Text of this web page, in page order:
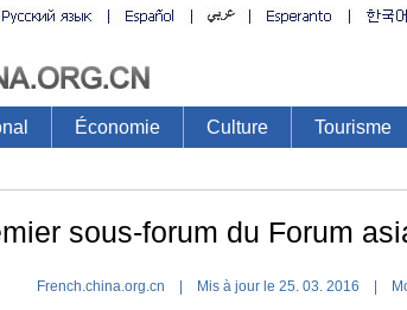
Économie Culture Tourisme
sous-forum du Forum
French.china.org.cn | Mis à jour le 25. 03. 2016 |